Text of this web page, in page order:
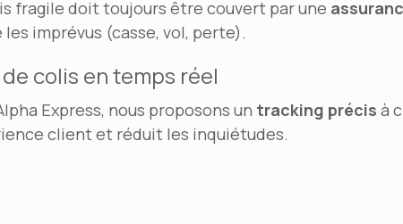
fragile doit toujours être couvert par une
imprévus (casse, vol, perte).
colis en temps réel
Express, nous proposons un tracking précis à
client et réduit les inquiétudes.